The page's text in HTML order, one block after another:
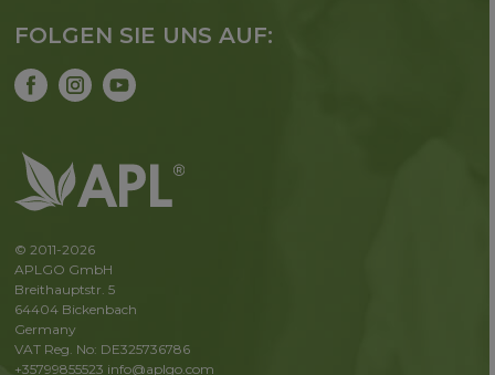
FOLGEN SIE UNS AUF:
© 2011-2026
APLGO GmbH
Breithauptstr. 5
64404 Bickenbach
Germany
VAT Reg. No: DE325736786
+35799855523 info@aplgo.com